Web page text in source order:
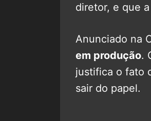
diretor, e que
Anunciado na
em produção.
justifica o fato
sair do papel.